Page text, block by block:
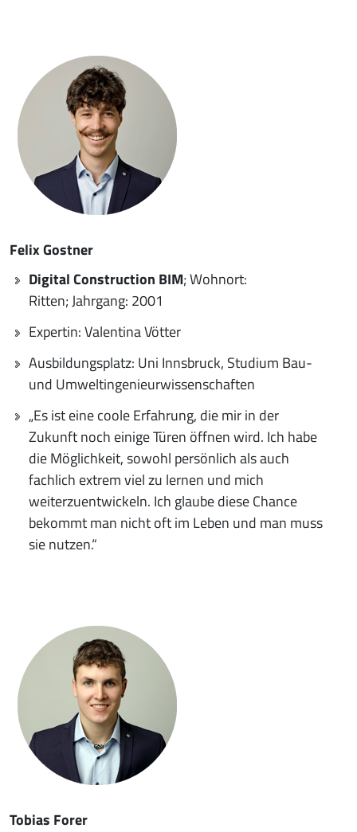
Felix Gostner
Digital Construction BIM; Wohnort:
Ritten; Jahrgang: 2001
Expertin: Valentina Vötter
Ausbildungsplatz: Uni Innsbruck, Studium Bau-
und Umweltingenieurwissenschaften
„Es ist eine coole Erfahrung, die mir in der
Zukunft noch einige Türen öffnen wird. Ich habe
die Möglichkeit, sowohl persönlich als auch
fachlich extrem viel zu lernen und mich
weiterzuentwickeln. Ich glaube diese Chance
bekommt man nicht oft im Leben und man muss
sie nutzen.“
Tobias Forer